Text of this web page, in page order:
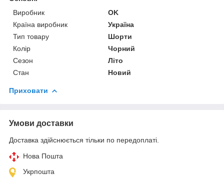
Виробник
OK
Країна виробник
Україна
Тип товару
Шорти
Колір
Чорний
Сезон
Літо
Стан
Новий
Приховати
Умови доставки
Доставка здійснюється тільки по передоплаті.
Нова Пошта
Укрпошта